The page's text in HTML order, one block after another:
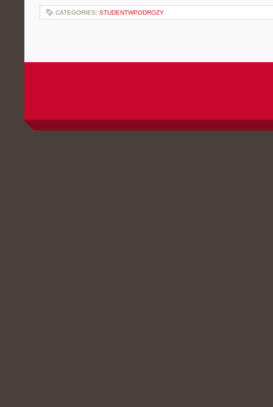
CATEGORIES: STUDENTWPODROZY